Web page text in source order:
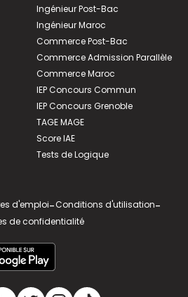
Ingénieur Post-Bac
Ingénieur Maroc
Commerce Post-Bac
Commerce Admission Parallèle
Commerce Maroc
IEP Concours Commun
IEP Concours Grenoble
TAGE MAGE
Score IAE
Tests de Logique
d'emploi-Conditions d'utilisation-
de confidentialité